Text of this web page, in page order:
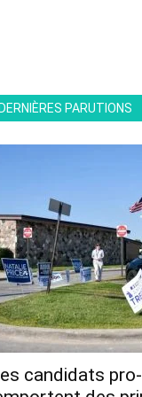
PARUTIONS
candidats